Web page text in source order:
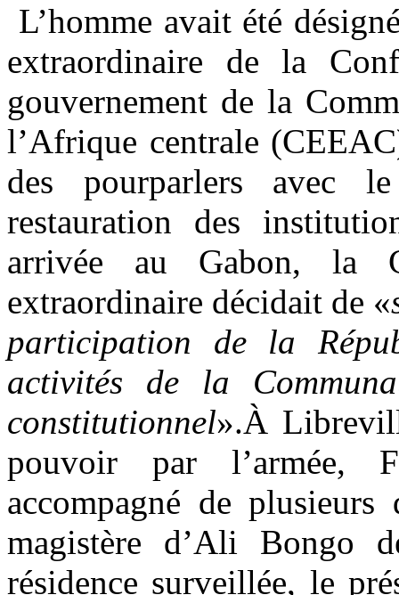
L’homme avait été
extraordinaire de la
gouvernement de la
l’Afrique centrale
des pourparlers avec
restauration des
arrivée au Gabon, la
extraordinaire décidait de «
participation de la
activités de la
constitutionnel».À
pouvoir par l’armée,
accompagné de
magistère d’Ali Bongo
résidence surveillée, le